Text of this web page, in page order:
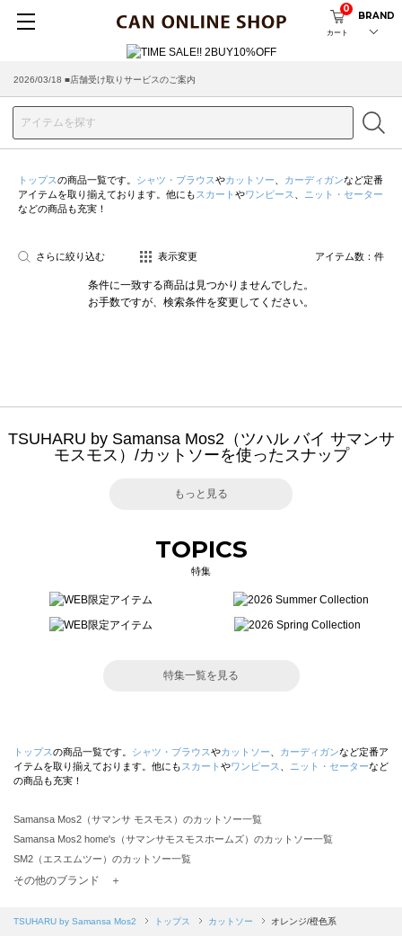
カート
0
BRAND
2026/03/18 ■店舗受け取りサービスのご案内
トップスの商品一覧です。 シャツ・ブラウスやカットソー カーディガンなど定番
アイテムを取り揃えております。他にも スカート やワンピース
ニット・セーター
などの商品も充実！
さらに絞り込む 表示変更 アイテム数： 件
条件に一致する商品は見つかりませんでした。
お手数ですが、検索条件を変更してください。
TSUHARU by Samansa Mos2（ツハル バイ サマンサ
モスモス）/カットソーを使ったスナップ
もっと見る
TOPICS
特集
特集一覧を見る
トップスの商品一覧です。 シャツ・ブラウスやカットソー カーディガンなど定番ア
イテムを取り揃えております。他にも スカート やワンピース ニット・セーターなど
の商品も充実！
Samansa Mos2（サマンサ モスモス）のカットソー一覧
Samansa Mos2 home's（サマンサモスモスホームズ）のカットソー一覧
SM2（エスエムツー）のカットソー一覧
TSUHARU by Samansa Mos2（ツハルバイサマンサモスモス）のカットソー一覧
Samansa Mos2 blue（サマンサモスモス ブルー）のカットソー一覧
その他のブランド ＋
TSUHARU by Samansa Mos2 トップス カットソー オレンジ/橙色系